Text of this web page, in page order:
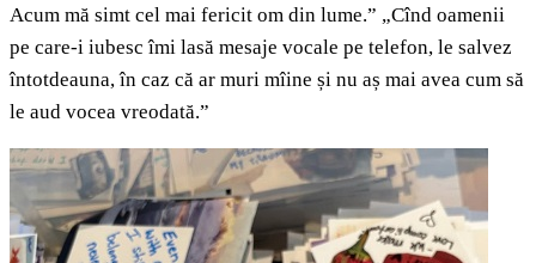
Acum mă simt cel mai fericit om din lume.” „Cînd oamenii
pe care-i iubesc îmi lasă mesaje vocale pe telefon, le salvez
întotdeauna, în caz că ar muri mîine și nu aș mai avea cum să
le aud vocea vreodată.”